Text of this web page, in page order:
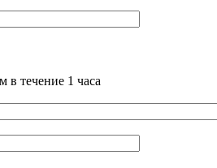
в течение 1 часа